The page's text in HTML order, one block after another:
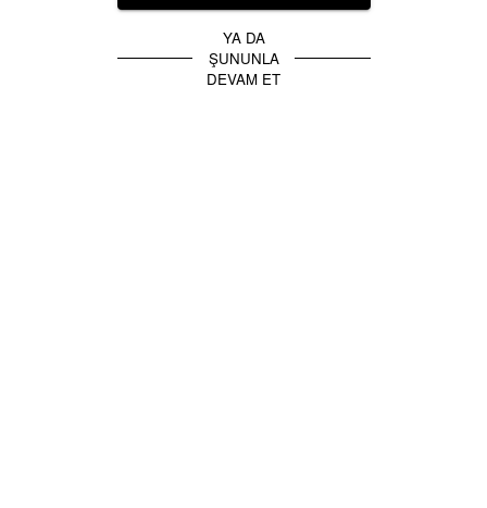
YA DA
ŞUNUNLA
DEVAM ET